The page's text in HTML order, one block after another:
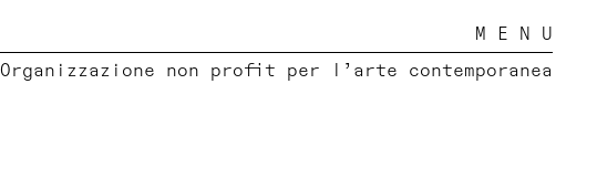
M E N U
Organizzazione non profit per l’arte contemporanea